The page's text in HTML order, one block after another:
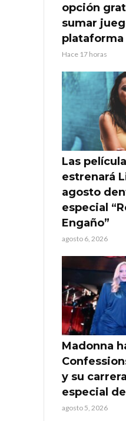
opción
sumar
plataforma
Hace 17 horas
Las
estrenará
agosto
especial
Engaño”
agosto 6, 2026
Madonna
y su
especial
agosto 5, 2026